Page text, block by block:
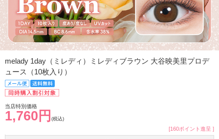
melady 1day（ミレディ）ミレディブラウン 大谷映美里プロデ
ュース（10枚入り）
当店特別価格
1,760円 (税込)
[160ポイント進呈 ]